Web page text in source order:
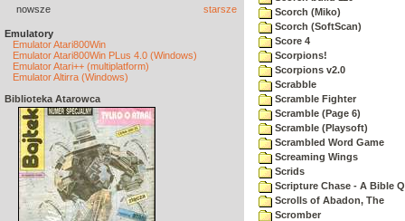
nowsze starsze
Emulatory
Emulator Atari800Win
Emulator Atari800Win PLus 4.0 (Windows)
Emulator Atari++ (multiplatform)
Emulator Altirra (Windows)
Biblioteka Atarowca
Scorch (Miko)
Scorch (SoftScan)
Score 4
Scorpions!
Scorpions v2.0
Scrabble
Scramble Fighter
Scramble (Page 6)
Scramble (Playsoft)
Scrambled Word Game
Screaming Wings
Scrids
Scripture Chase - A Bible
Scrolls of Abadon, The
Scromber